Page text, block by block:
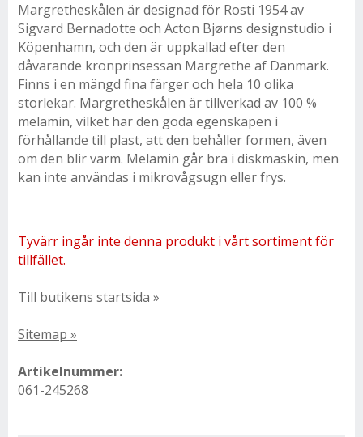
Margretheskålen är designad för Rosti 1954 av
Sigvard Bernadotte och Acton Bjørns designstudio i
Köpenhamn, och den är uppkallad efter den
dåvarande kronprinsessan Margrethe af Danmark.
Finns i en mängd fina färger och hela 10 olika
storlekar. Margretheskålen är tillverkad av 100 %
melamin, vilket har den goda egenskapen i
förhållande till plast, att den behåller formen, även
om den blir varm. Melamin går bra i diskmaskin, men
kan inte användas i mikrovågsugn eller frys.
Tyvärr ingår inte denna produkt i vårt sortiment för
tillfället.
Till butikens startsida »
Sitemap »
Artikelnummer:
061-245268